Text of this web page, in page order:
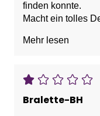
finden konnte.
Macht ein tolles
Sitzt gut, und hebt
Kleine
auch keine große
Mehr lesen
Bralette-BH